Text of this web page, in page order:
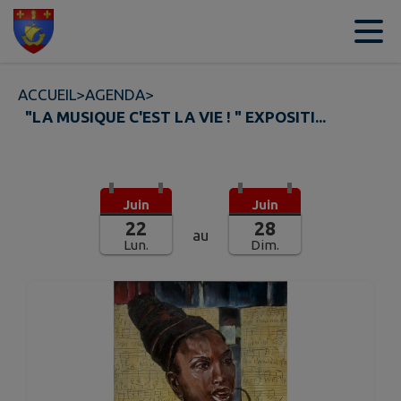
Contenu
ACCUEIL>AGENDA>
"LA MUSIQUE C'EST LA VIE ! " EXPOSITI...
Juin
22
Lun.
au
Juin
28
Dim.